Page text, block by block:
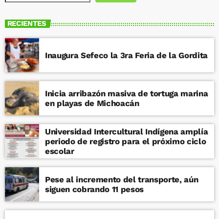
RECIENTES
Inaugura Sefeco la 3ra Feria de la Gordita
Inicia arribazón masiva de tortuga marina
en playas de Michoacán
Universidad Intercultural Indígena amplía
periodo de registro para el próximo ciclo
escolar
Pese al incremento del transporte, aún
siguen cobrando 11 pesos